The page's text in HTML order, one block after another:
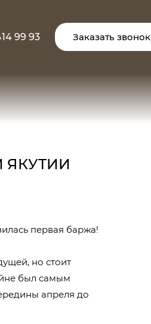
99 93 Заказать звонок
ЯКУТИИ
первая баржа!
но стоит
был самым
апреля до